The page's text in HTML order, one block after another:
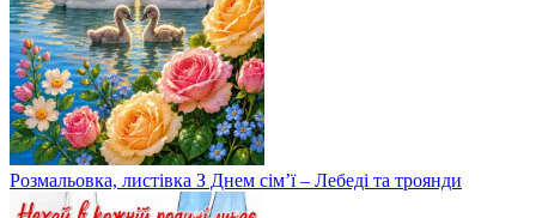
Розмальовка, листівка З Днем сім’ї – Лебеді та троянди